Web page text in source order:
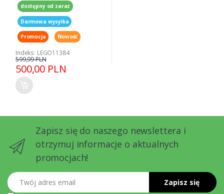
dostępny od zaraz
Darmowa wysyłka
Promocja Nowość
Indeks: LEGO11384
500,00 PLN
599,99 PLN
Zapisz się do naszego newslettera i
otrzymuj informacje o aktualnych
promocjach!
Twój adres email
Zapisz się